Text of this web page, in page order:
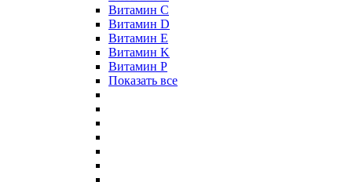
Витамин C
Витамин D
Витамин E
Витамин K
Витамин P
Показать все